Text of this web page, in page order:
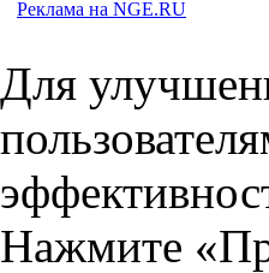
Реклама на NGE.RU
Для
Нажмите